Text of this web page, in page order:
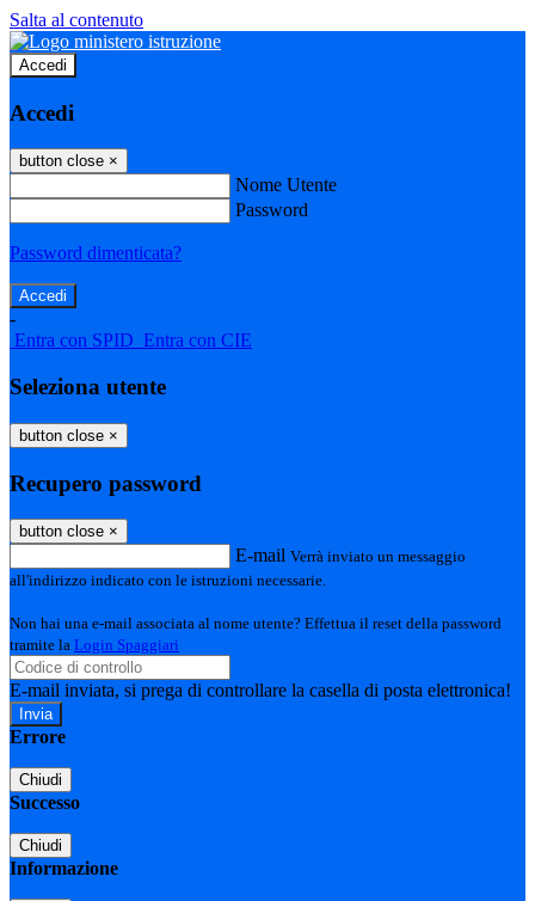
Salta al contenuto
Accedi
Accedi
button close ×
Nome Utente
Password
Password dimenticata?
-
Entra con SPID Entra con CIE
Seleziona utente
button close ×
Recupero password
button close ×
E-mail Verrà inviato un messaggio
all'indirizzo indicato con le istruzioni necessarie.
Non hai una e-mail associata al nome utente? Effettua il reset della password
tramite la Login Spaggiari
E-mail inviata, si prega di controllare la casella di posta elettronica!
Errore
Chiudi
Successo
Chiudi
Informazione